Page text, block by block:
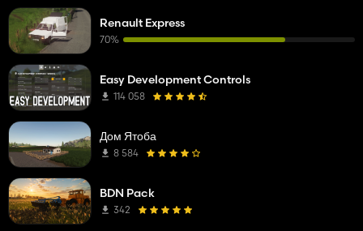
Renault Express
70%
Easy Development Controls
114 058
Дом Ятоба
8 584
BDN Pack
342